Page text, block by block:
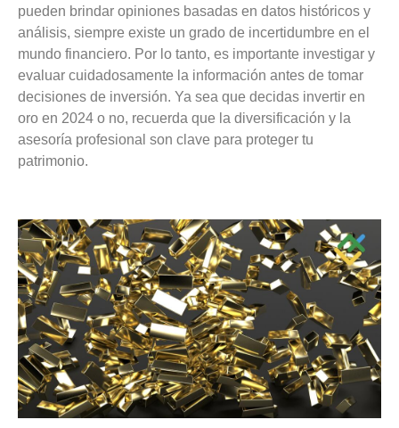
pueden brindar opiniones basadas en datos históricos y
análisis, siempre existe un grado de incertidumbre en el
mundo financiero. Por lo tanto, es importante investigar y
evaluar cuidadosamente la información antes de tomar
decisiones de inversión. Ya sea que decidas invertir en
oro en 2024 o no, recuerda que la diversificación y la
asesoría profesional son clave para proteger tu
patrimonio.